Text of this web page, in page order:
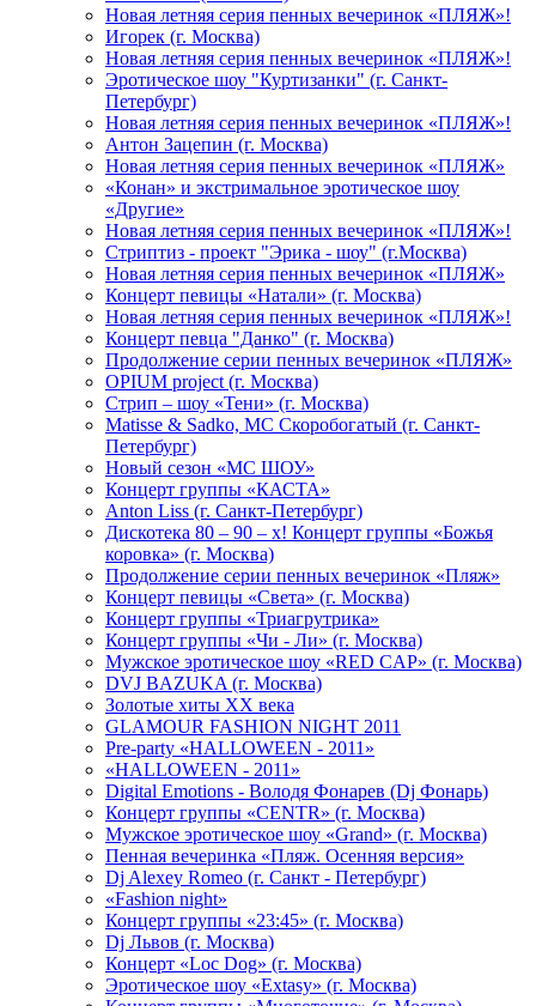
Новая летняя серия пенных вечеринок «ПЛЯЖ»!
Игорек (г. Москва)
Новая летняя серия пенных вечеринок «ПЛЯЖ»!
Эротическое шоу "Куртизанки" (г. Санкт-
Петербург)
Новая летняя серия пенных вечеринок «ПЛЯЖ»!
Антон Зацепин (г. Москва)
Новая летняя серия пенных вечеринок «ПЛЯЖ»
«Конан» и экстримальное эротическое шоу
«Другие»
Новая летняя серия пенных вечеринок «ПЛЯЖ»!
Стриптиз - проект "Эрика - шоу" (г.Москва)
Новая летняя серия пенных вечеринок «ПЛЯЖ»
Концерт певицы «Натали» (г. Москва)
Новая летняя серия пенных вечеринок «ПЛЯЖ»!
Концерт певца "Данко" (г. Москва)
Продолжение серии пенных вечеринок «ПЛЯЖ»
OPIUM project (г. Москва)
Стрип – шоу «Тени» (г. Москва)
Matissе & Sadko, MC Скоробогатый (г. Санкт-
Петербург)
Новый сезон «МС ШОУ»
Концерт группы «КАСТА»
Anton Liss (г. Санкт-Петербург)
Дискотека 80 – 90 – х! Концерт группы «Божья
коровка» (г. Москва)
Продолжение серии пенных вечеринок «Пляж»
Концерт певицы «Света» (г. Москва)
Концерт группы «Триагрутрика»
Концерт группы «Чи - Ли» (г. Москва)
Мужское эротическое шоу «RED CAP» (г. Москва)
DVJ BAZUKA (г. Москва)
Золотые хиты XX века
GLAMOUR FASHION NIGHT 2011
Pre-party «HALLOWEEN - 2011»
«HALLOWEEN - 2011»
Digital Emotions - Володя Фонарев (Dj Фонарь)
Концерт группы «CENTR» (г. Москва)
Мужское эротическое шоу «Grand» (г. Москва)
Пенная вечеринка «Пляж. Осенняя версия»
Dj Alexey Romeo (г. Санкт - Петербург)
«Fashion night»
Концерт группы «23:45» (г. Москва)
Dj Львов (г. Москва)
Концерт «Loc Dog» (г. Москва)
Эротическое шоу «Extasy» (г. Москва)